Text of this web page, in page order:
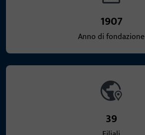
1907
Anno di fondazione
39